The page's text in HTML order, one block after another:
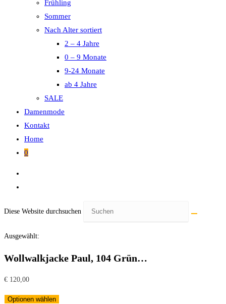
Frühling
Sommer
Nach Alter sortiert
2 – 4 Jahre
0 – 9 Monate
9-24 Monate
ab 4 Jahre
SALE
Damenmode
Kontakt
Home
0
Diese Website durchsuchen
Ausgewählt:
Wollwalkjacke Paul, 104 Grün…
€ 120,00
Optionen wählen